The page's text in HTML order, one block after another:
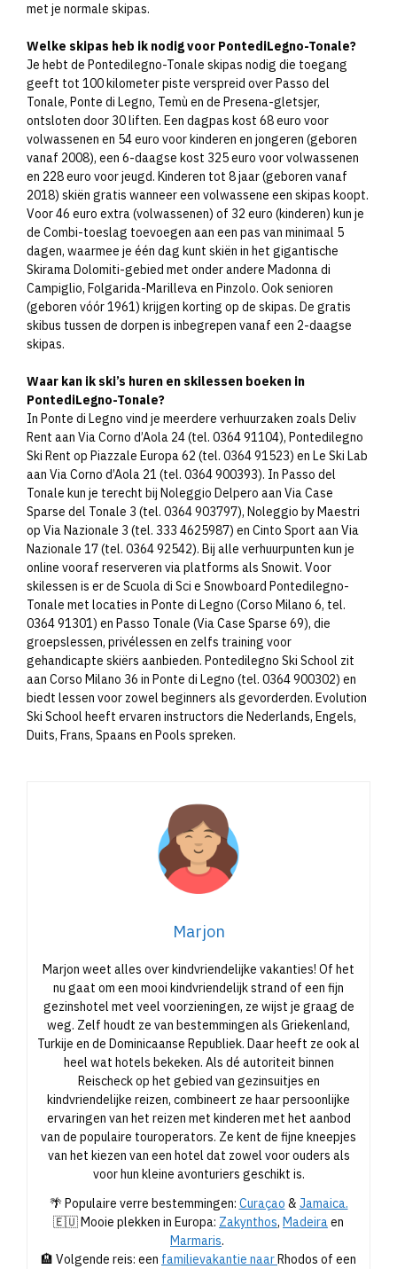
met je normale skipas.
Welke skipas heb ik nodig voor PontediLegno-Tonale?
Je hebt de Pontedilegno-Tonale skipas nodig die toegang
geeft tot 100 kilometer piste verspreid over Passo del
Tonale, Ponte di Legno, Temù en de Presena-gletsjer,
ontsloten door 30 liften. Een dagpas kost 68 euro voor
volwassenen en 54 euro voor kinderen en jongeren (geboren
vanaf 2008), een 6-daagse kost 325 euro voor volwassenen
en 228 euro voor jeugd. Kinderen tot 8 jaar (geboren vanaf
2018) skiën gratis wanneer een volwassene een skipas koopt.
Voor 46 euro extra (volwassenen) of 32 euro (kinderen) kun je
de Combi-toeslag toevoegen aan een pas van minimaal 5
dagen, waarmee je één dag kunt skiën in het gigantische
Skirama Dolomiti-gebied met onder andere Madonna di
Campiglio, Folgarida-Marilleva en Pinzolo. Ook senioren
(geboren vóór 1961) krijgen korting op de skipas. De gratis
skibus tussen de dorpen is inbegrepen vanaf een 2-daagse
skipas.​
Waar kan ik ski’s huren en skilessen boeken in
PontediLegno-Tonale?
In Ponte di Legno vind je meerdere verhuurzaken zoals Deliv
Rent aan Via Corno d’Aola 24 (tel. 0364 91104), Pontedilegno
Ski Rent op Piazzale Europa 62 (tel. 0364 91523) en Le Ski Lab
aan Via Corno d’Aola 21 (tel. 0364 900393). In Passo del
Tonale kun je terecht bij Noleggio Delpero aan Via Case
Sparse del Tonale 3 (tel. 0364 903797), Noleggio by Maestri
op Via Nazionale 3 (tel. 333 4625987) en Cinto Sport aan Via
Nazionale 17 (tel. 0364 92542). Bij alle verhuurpunten kun je
online vooraf reserveren via platforms als Snowit. Voor
skilessen is er de Scuola di Sci e Snowboard Pontedilegno-
Tonale met locaties in Ponte di Legno (Corso Milano 6, tel.
0364 91301) en Passo Tonale (Via Case Sparse 69), die
groepslessen, privélessen en zelfs training voor
gehandicapte skiërs aanbieden. Pontedilegno Ski School zit
aan Corso Milano 36 in Ponte di Legno (tel. 0364 900302) en
biedt lessen voor zowel beginners als gevorderden. Evolution
Ski School heeft ervaren instructors die Nederlands, Engels,
Duits, Frans, Spaans en Pools spreken.​
Marjon
Marjon weet alles over kindvriendelijke vakanties! Of het
nu gaat om een mooi kindvriendelijk strand of een fijn
gezinshotel met veel voorzieningen, ze wijst je graag de
weg. Zelf houdt ze van bestemmingen als Griekenland,
Turkije en de Dominicaanse Republiek. Daar heeft ze ook al
heel wat hotels bekeken. Als dé autoriteit binnen
Reischeck op het gebied van gezinsuitjes en
kindvriendelijke reizen, combineert ze haar persoonlijke
ervaringen van het reizen met kinderen met het aanbod
van de populaire touroperators. Ze kent de fijne kneepjes
van het kiezen van een hotel dat zowel voor ouders als
voor hun kleine avonturiers geschikt is.
🌴 Populaire verre bestemmingen: Curaçao & Jamaica.
🇪🇺 Mooie plekken in Europa: Zakynthos, Madeiraen
Marmaris.
🏨 Volgende reis: een familievakantie naar Rhodos of een